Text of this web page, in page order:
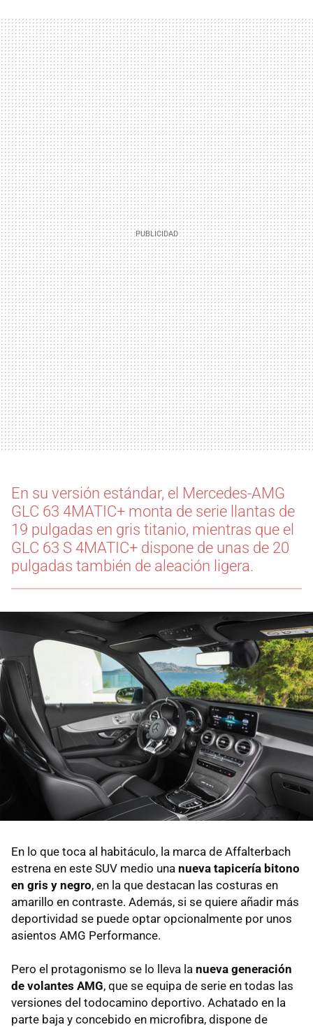
En su versión estándar, el Mercedes-AMG
GLC 63 4MATIC+ monta de serie llantas de
19 pulgadas en gris titanio, mientras que el
GLC 63 S 4MATIC+ dispone de unas de 20
pulgadas también de aleación ligera.
En lo que toca al habitáculo, la marca de Affalterbach
estrena en este SUV medio una nueva tapicería bitono
en gris y negro, en la que destacan las costuras en
amarillo en contraste. Además, si se quiere añadir más
deportividad se puede optar opcionalmente por unos
asientos AMG Performance.
Pero el protagonismo se lo lleva la nueva generación
de volantes AMG, que se equipa de serie en todas las
versiones del todocamino deportivo. Achatado en la
parte baja y concebido en microfibra, dispone de